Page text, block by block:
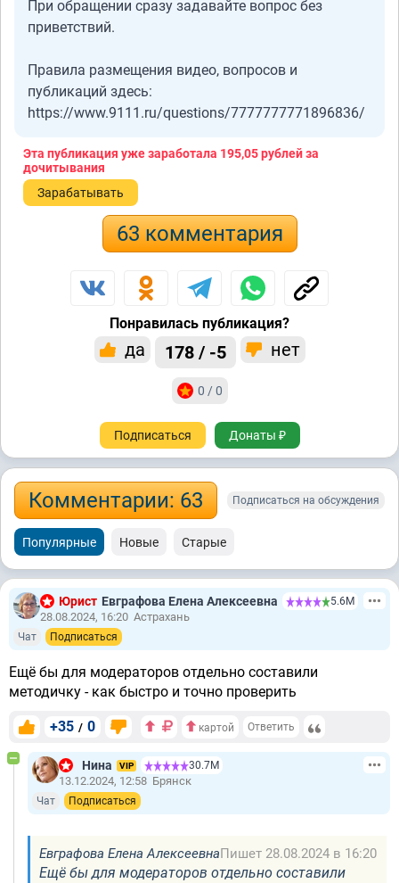
При обращении сразу задавайте вопрос без
приветствий.
Правила размещения видео, вопросов и
публикаций здесь:
https://www.9111.ru/questions/7777777771896836/
Эта публикация уже заработала 195,05 рублейза
дочитывания
Зарабатывать
63 комментария
Понравилась публикация?
да 178 / -5 нет
0 / 0
Подписаться Донаты ₽
Комментарии: 63 Подписаться на обсуждения
Популярные Новые Старые
Юрист Евграфова Елена Алексеевна 5.6М
28.08.2024, 16:20 Астрахань
Чат Подписаться
Ещё бы для модераторов отдельно составили
методичку - как быстро и точно проверить
+35 / 0 картой Ответить
Нина VIP 30.7М
13.12.2024, 12:58 Брянск
Чат Подписаться
Евграфова Елена АлексеевнаПишет 28.08.2024 в 16:20
Ещё бы для модераторов отдельно составили